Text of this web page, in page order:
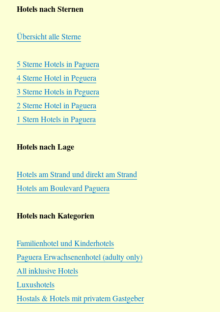
Hotels nach Sternen
Übersicht alle Sterne
5 Sterne Hotels in Paguera
4 Sterne Hotel in Peguera
3 Sterne Hotels in Peguera
2 Sterne Hotel in Paguera
1 Stern Hotels in Paguera
Hotels nach Lage
Hotels am Strand und direkt am Strand
Hotels am Boulevard Paguera
Hotels nach Kategorien
Familienhotel und Kinderhotels
Paguera Erwachsenenhotel (adulty only)
All inklusive Hotels
Luxushotels
Hostals & Hotels mit privatem Gastgeber